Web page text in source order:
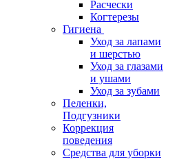
Расчески
Когтерезы
Гигиена
Уход за лапами
и шерстью
Уход за глазами
и ушами
Уход за зубами
Пеленки,
Подгузники
Коррекция
поведения
Средства для уборки